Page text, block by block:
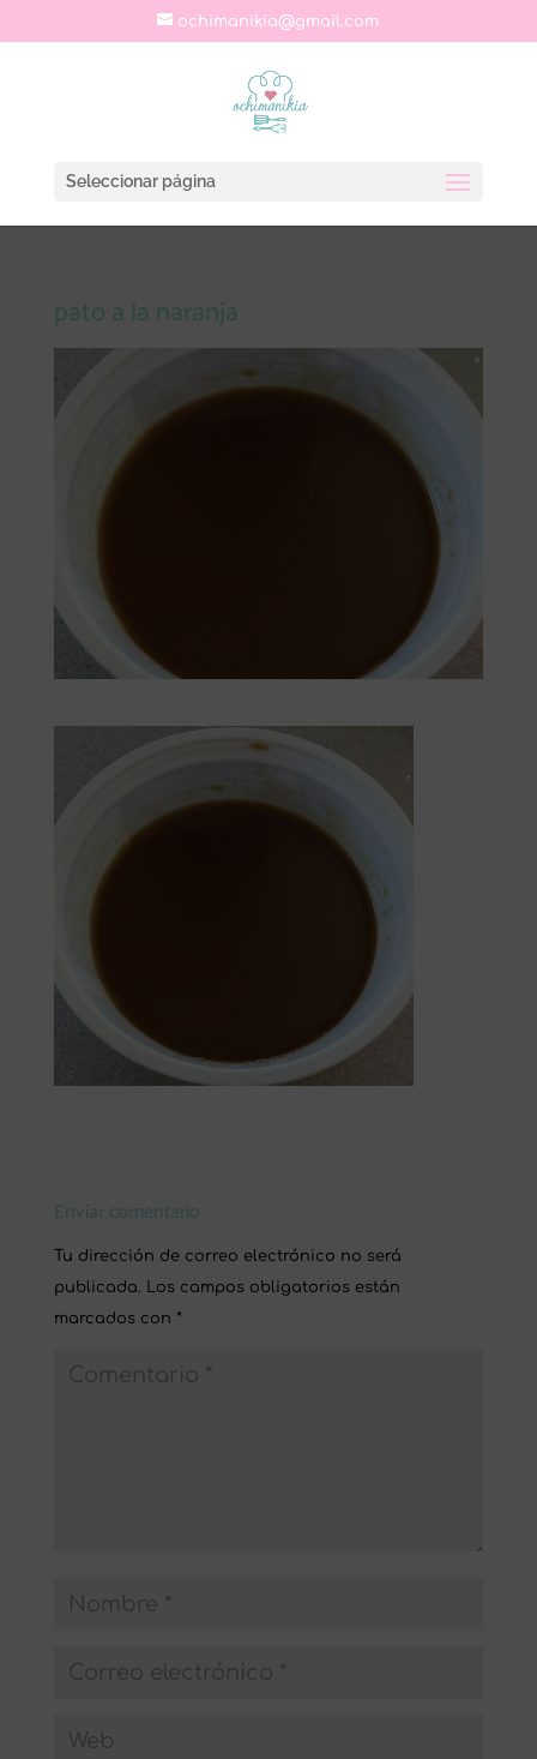
ochimanikia@gmail.com
Seleccionar página
pato a la naranja
Enviar comentario
Tu dirección de correo electrónico no será
publicada. Los campos obligatorios están
marcados con *